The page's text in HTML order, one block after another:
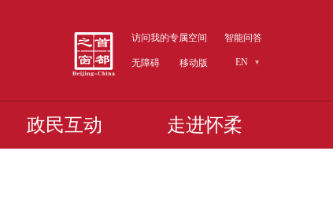
访问我的专属空间 智能问答
无障碍 移动版 EN
政民互动 走进怀柔